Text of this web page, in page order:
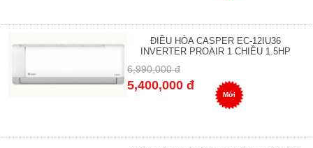
ĐIỀU HÒA CASPER EC-12IU36
INVERTER PROAIR 1 CHIỀU 1.5HP
6,990,000 đ
5,400,000 đ
Mới